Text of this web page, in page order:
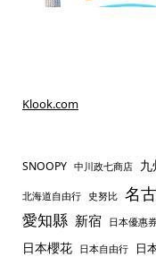
Klook.com
SNOOPY 中川政七商店 九
北海道自由行 史努比 名
愛知縣 新宿 日本優惠
日本櫻花 日本自由行 日